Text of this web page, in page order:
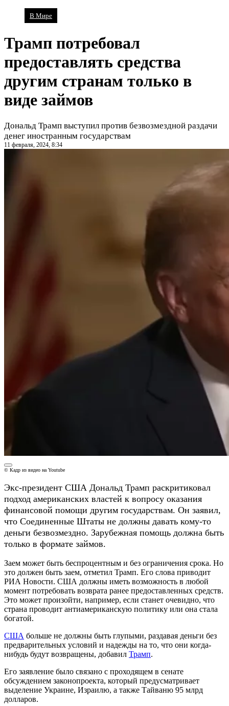
В Мире
Трамп потребовал
предоставлять средства
другим странам только в
виде займов
Дональд Трамп выступил против безвозмездной раздачи
денег иностранным государствам
11 февраля, 2024, 8:34
© Кадр из видео на Youtube
Экс-президент США Дональд Трамп раскритиковал
подход американских властей к вопросу оказания
финансовой помощи другим государствам. Он заявил,
что Соединенные Штаты не должны давать кому-то
деньги безвозмездно. Зарубежная помощь должна быть
только в формате займов.
Заем может быть беспроцентным и без ограничения срока. Но
это должен быть заем, отметил Трамп. Его слова приводит
РИА Новости. США должны иметь возможность в любой
момент потребовать возврата ранее предоставленных средств.
Это может произойти, например, если станет очевидно, что
страна проводит антиамериканскую политику или она стала
богатой.
США больше не должны быть глупыми, раздавая деньги без
предварительных условий и надежды на то, что они когда-
нибудь будут возвращены, добавил Трамп.
Его заявление было связано с проходящем в сенате
обсуждением законопроекта, который предусматривает
выделение Украине, Израилю, а также Тайваню 95 млрд
долларов.